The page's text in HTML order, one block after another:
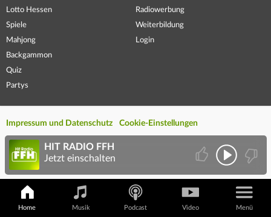
Lotto Hessen
Spiele
Mahjong
Backgammon
Quiz
Partys
Radiowerbung
Weiterbildung
Login
Impressum und Datenschutz Cookie-Einstellungen
Home Musik Podcast Video Menü
HIT RADIO FFH
Jetzt einschalten